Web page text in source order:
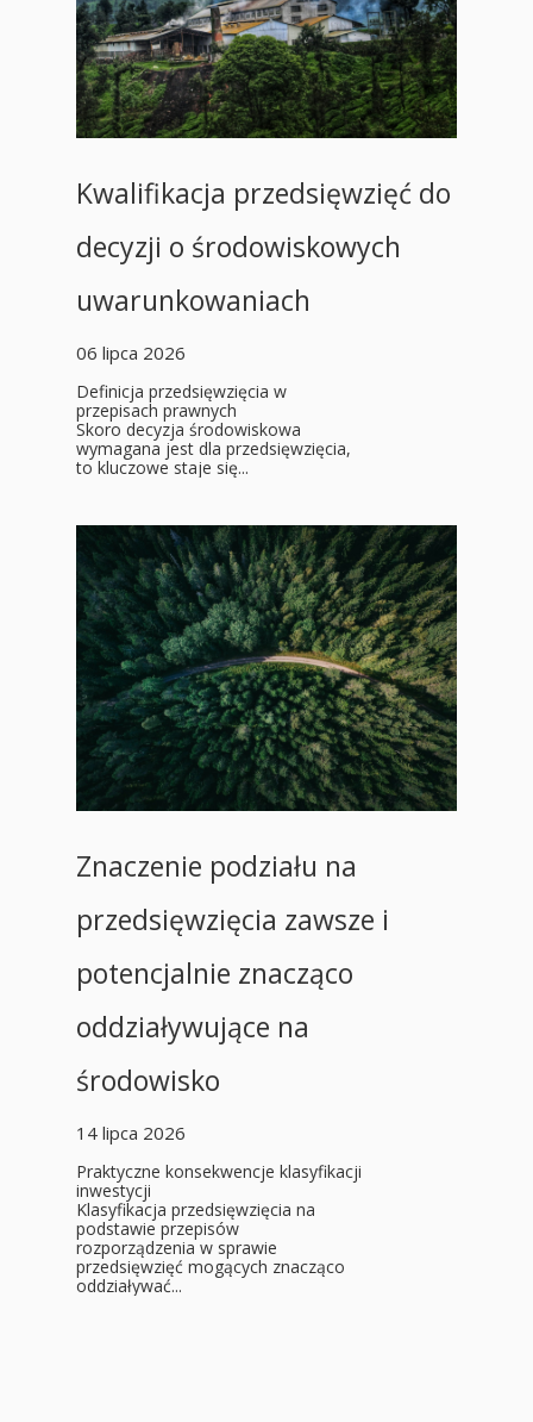
Kwalifikacja przedsięwzięć do
decyzji o środowiskowych
uwarunkowaniach
06 lipca 2026
Definicja przedsięwzięcia w
przepisach prawnych
Skoro decyzja środowiskowa
wymagana jest dla przedsięwzięcia,
to kluczowe staje się...
Znaczenie podziału na
przedsięwzięcia zawsze i
potencjalnie znacząco
oddziaływujące na
środowisko
14 lipca 2026
Praktyczne konsekwencje klasyfikacji
inwestycji
Klasyfikacja przedsięwzięcia na
podstawie przepisów
rozporządzenia w sprawie
przedsięwzięć mogących znacząco
oddziaływać...